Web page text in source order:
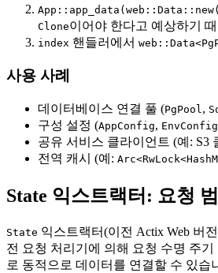
Clone이어야 한다고 예상하기
index 핸들러에서
사용 사례
데이터베이스 연결 풀 (PgPool,
구성 설정 (AppConfig, EnvConfig
공유 서비스 클라이언트 (예: S3
전역 캐시 (예:
State 익스트랙터: 요청
State 익스트랙터(이전 Actix Web 버전
전 요청 처리기에 의해 요청 수명 주
로 동적으로 데이터를 연결할 수 있습